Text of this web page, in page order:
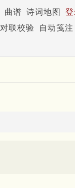
曲谱 诗词地图
对联校验
自动笺注